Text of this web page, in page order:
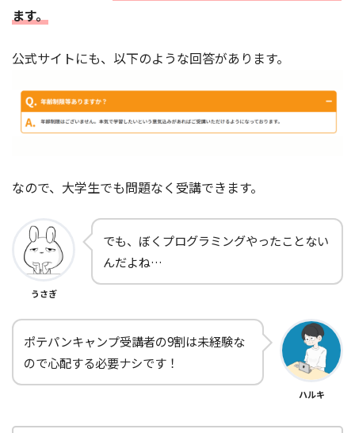
ます。
公式サイトにも、以下のような回答があります。
なので、大学生でも問題なく受講できます。
うさぎ
でも、ぼくプログラミングやったことない
んだよね…
ポテパンキャンプ受講者の9割は未経験な
ので心配する必要ナシです！
ハルキ